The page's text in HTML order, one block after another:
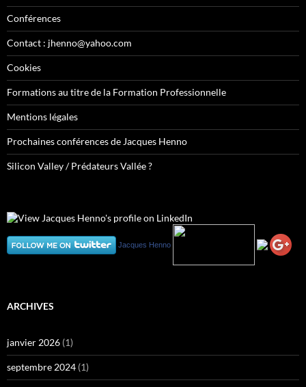
Conférences
Contact : jhenno@yahoo.com
Cookies
Formations au titre de la Formation Professionnelle
Mentions légales
Prochaines conférences de Jacques Henno
Silicon Valley / Prédateurs Vallée ?
Jacques Henno
ARCHIVES
janvier 2026 (1)
septembre 2024 (1)